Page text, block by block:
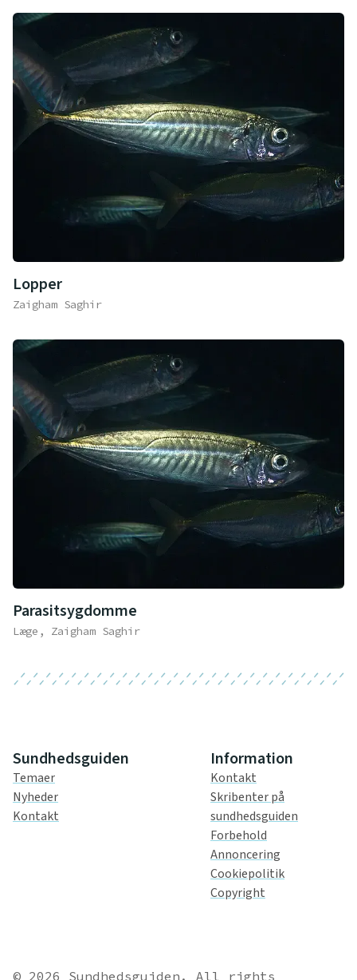
Lopper
Zaigham Saghir
Parasitsygdomme
Læge, Zaigham Saghir
Sundhedsguiden
Temaer
Nyheder
Kontakt
Information
Kontakt
Skribenter på
sundhedsguiden
Forbehold
Annoncering
Cookiepolitik
Copyright
© 2026 Sundhedsguiden. All rights